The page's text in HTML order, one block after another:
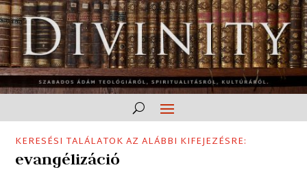
KERESÉSI TALÁLATOK AZ ALÁBBI KIFEJEZÉSRE:
evangélizáció